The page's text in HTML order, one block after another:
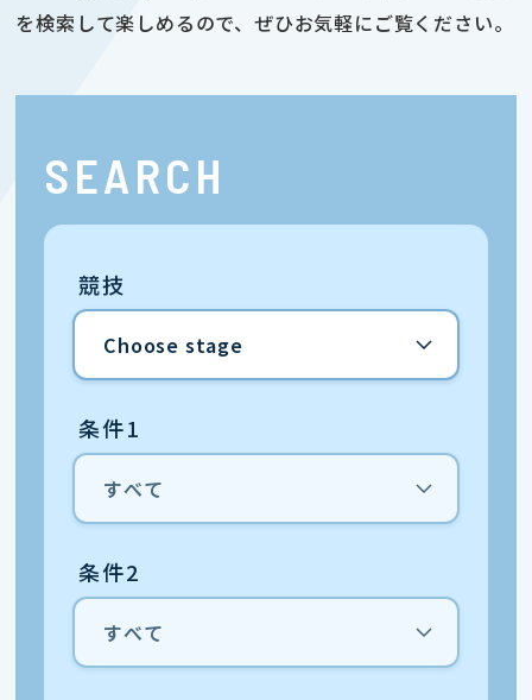
を検索して楽しめるので、ぜひお気軽にご覧ください。
SEARCH
競技
条件1
条件2